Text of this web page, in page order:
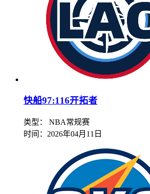
快船97:116开拓者
类型： NBA常规赛
时间： 2026年04月11日